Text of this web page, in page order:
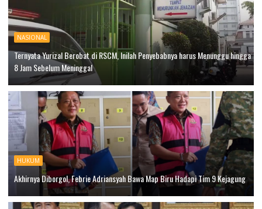
NASIONAL
Ternyata Yurizal Berobat di RSCM, Inilah Penyebabnya harus Menunggu hingga
8 Jam Sebelum Meninggal
HUKUM
Akhirnya Diborgol, Febrie Adriansyah Bawa Map Biru Hadapi Tim 9 Kejagung